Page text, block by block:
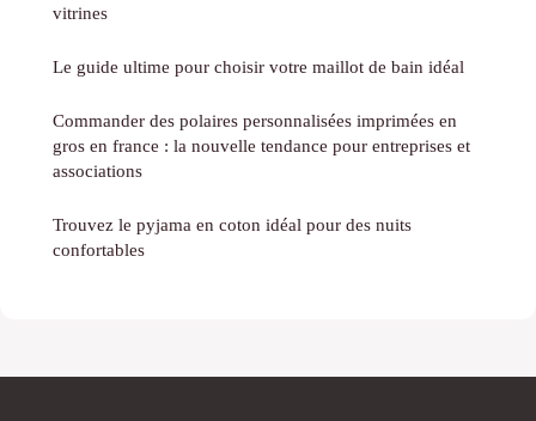
vitrines
Le guide ultime pour choisir votre maillot de bain idéal
Commander des polaires personnalisées imprimées en
gros en france : la nouvelle tendance pour entreprises et
associations
Trouvez le pyjama en coton idéal pour des nuits
confortables